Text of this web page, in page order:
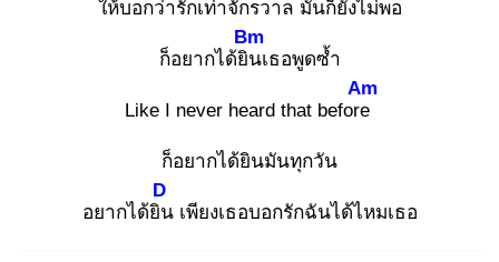
ให้บอกว่ารักเท่าจักรวาล มันก็ยังไม่พอ
ก็อยากได้ยิน
Bm
เธอพูดซ้ำ
Like I never heard that before
Am
ก็อยากได้ยินมันทุกวัน
อยากได้ยิน
D
เพียงเธอบอกรักฉันได้ไหมเธอ